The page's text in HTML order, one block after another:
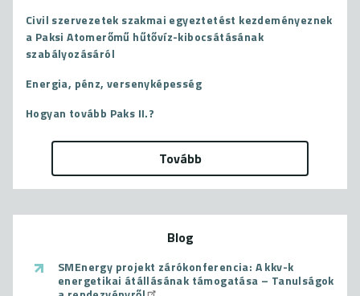
Civil szervezetek szakmai egyeztetést kezdeményeznek
a Paksi Atomerőmű hűtővíz-kibocsátásának
szabályozásáról
Energia, pénz, versenyképesség
Hogyan tovább Paks II.?
Tovább
Blog
SMEnergy projekt zárókonferencia: A kkv-k
energetikai átállásának támogatása – Tanulságok